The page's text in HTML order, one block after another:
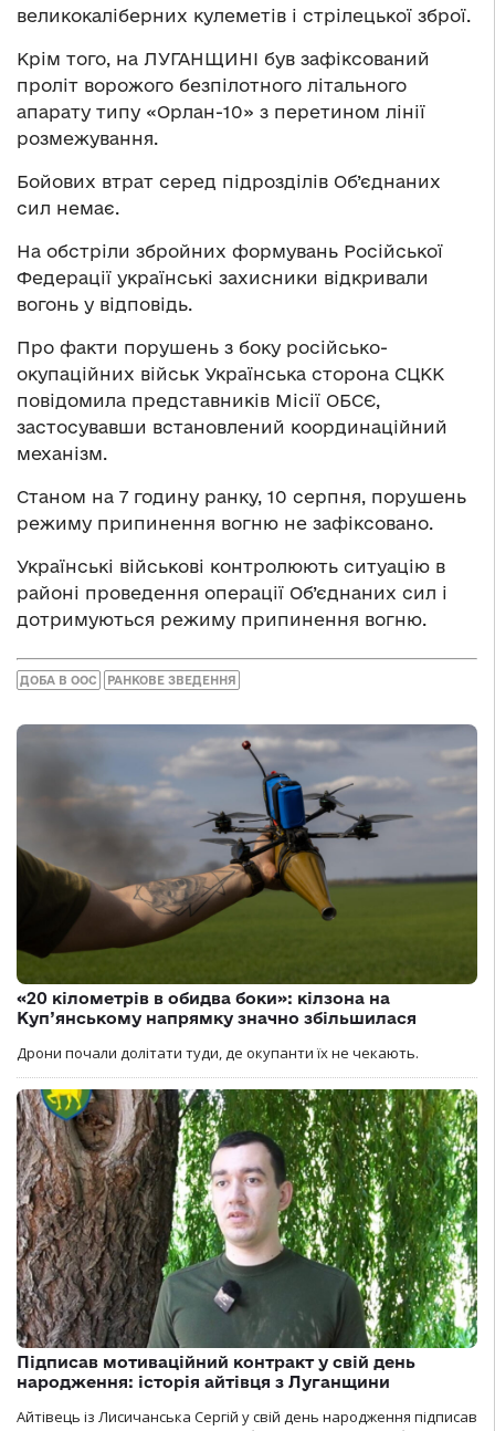
великокаліберних кулеметів і стрілецької зброї.
Крім того, на ЛУГАНЩИНІ був зафіксований
проліт ворожого безпілотного літального
апарату типу «Орлан-10» з перетином лінії
розмежування.
Бойових втрат серед підрозділів Об’єднаних
сил немає.
На обстріли збройних формувань Російської
Федерації українські захисники відкривали
вогонь у відповідь.
Про факти порушень з боку російсько-
окупаційних військ Українська сторона СЦКК
повідомила представників Місії ОБСЄ,
застосувавши встановлений координаційний
механізм.
Станом на 7 годину ранку, 10 серпня, порушень
режиму припинення вогню не зафіксовано.
Українські військові контролюють ситуацію в
районі проведення операції Об’єднаних сил і
дотримуються режиму припинення вогню.
ДОБА В ООС РАНКОВЕ ЗВЕДЕННЯ
«20 кілометрів в обидва боки»: кілзона на
Куп’янському напрямку значно збільшилася
Дрони почали долітати туди, де окупанти їх не чекають.
Підписав мотиваційний контракт у свій день
народження: історія айтівця з Луганщини
Айтівець із Лисичанська Сергій у свій день народження підписав